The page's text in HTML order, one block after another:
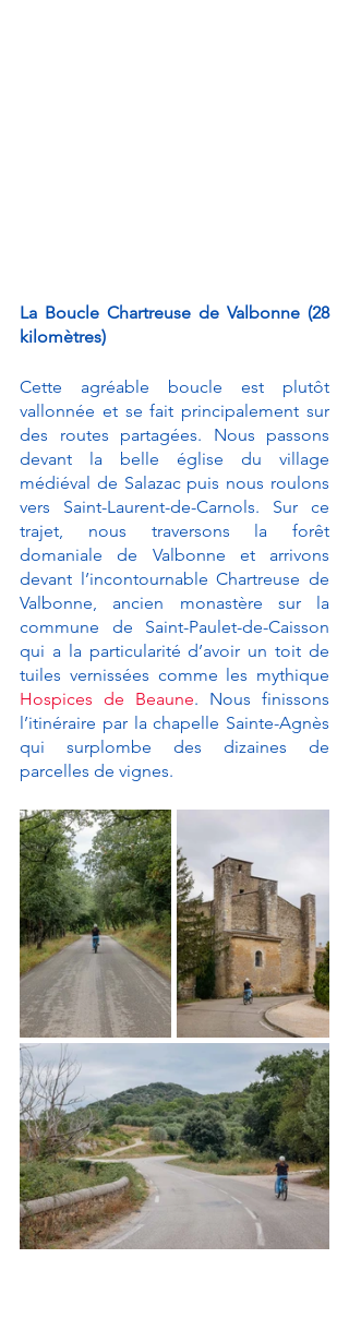
La Boucle Chartreuse de Valbonne (28
kilomètres)
Cette agréable boucle est plutôt
vallonnée et se fait principalement sur
des routes partagées. Nous passons
devant la belle église du village
médiéval de Salazac puis nous roulons
vers Saint-Laurent-de-Carnols. Sur ce
trajet, nous traversons la forêt
domaniale de Valbonne et arrivons
devant l’incontournable Chartreuse de
Valbonne, ancien monastère sur la
commune de Saint-Paulet-de-Caisson
qui a la particularité d’avoir un toit de
Hospices de Beaune. Nous finissons
l’itinéraire par la chapelle Sainte-Agnès
qui surplombe des dizaines de
parcelles de vignes.